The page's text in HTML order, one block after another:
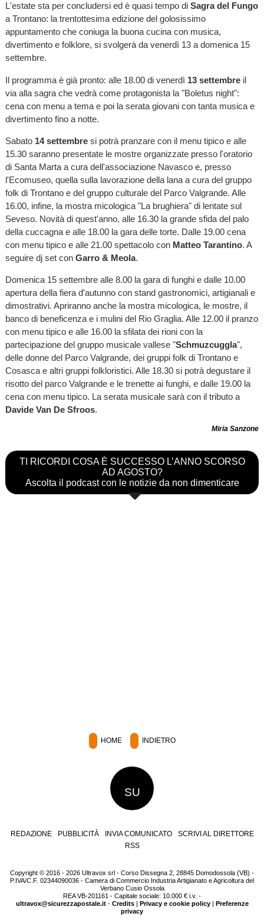
L'estate sta per concludersi ed è quasi tempo di Sagra del Fungo
a Trontano: la trentottesima edizione del golosissimo
appuntamento che coniuga la buona cucina con musica,
divertimento e folklore, si svolgerà da venerdì 13 a domenica 15
settembre.
Il programma è già pronto: alle 18.00 di venerdì 13 settembreil
via alla sagra che vedrà come protagonista la "Boletus night":
cena con menu a tema e poi la serata giovani con tanta musica e
divertimento fino a notte.
Sabato 14 settembresi potrà pranzare con il menu tipico e alle
15.30 saranno presentate le mostre organizzate presso l'oratorio
di Santa Marta a cura dell'associazione Navasco e, presso
l'Ecomuseo, quella sulla lavorazione della lana a cura del gruppo
folk di Trontano e del gruppo culturale del Parco Valgrande. Alle
16.00, infine, la mostra micologica "La brughiera" di lentate sul
Seveso. Novità di quest'anno, alle 16.30 la grande sfida del palo
della cuccagna e alle 18.00 la gara delle torte. Dalle 19.00 cena
con menu tipico e alle 21.00 spettacolo con Matteo Tarantino. A
seguire dj set con Garro & Meola.
Domenica 15 settembre alle 8.00 la gara di funghi e dalle 10.00
apertura della fiera d'autunno con stand gastronomici, artigianali e
dimostrativi. Apriranno anche la mostra micologica, le mostre, il
banco di beneficenza e i mulini del Rio Graglia. Alle 12.00 il pranzo
con menu tipico e alle 16.00 la sfilata dei rioni con la
partecipazione del gruppo musicale vallese "Schmuzcuggla",
delle donne del Parco Valgrande, dei gruppi folk di Trontano e
Cosasca e altri gruppi folkloristici. Alle 18.30 si potrà degustare il
risotto del parco Valgrande e le trenette ai funghi, e dalle 19.00 la
cena con menu tipico. La serata musicale sarà con il tributo a
Davide Van De Sfroos.
Miria Sanzone
TI RICORDI COSA È SUCCESSO L’ANNO SCORSO
AD AGOSTO?
Ascolta il podcast con le notizie da non dimenticare
HOME INDIETRO
SU
REDAZIONE PUBBLICITÀ INVIA COMUNICATO
SCRIVI AL DIRETTORE
RSS
Copyright © 2016 - 2026 Ultravox srl - Corso Dissegna 2, 28845 Domodossola (VB) -
P.IVA/C.F. 02344090036 - Camera di Commercio Industria Artigianato e Agricoltura del
Verbano Cusio Ossola
REA VB-201161 - Capitale sociale: 10.000 € i.v. -
ultravox@sicurezzapostale.it- Credits| Privacy e cookie policy| Preferenze
privacy